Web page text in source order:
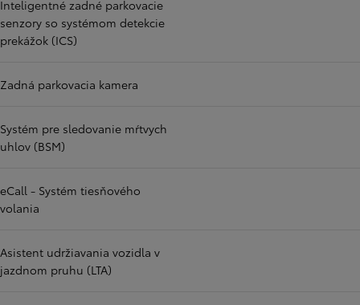
Inteligentné zadné parkovacie
senzory so systémom detekcie
prekážok (ICS)
Zadná parkovacia kamera
Systém pre sledovanie mŕtvych
uhlov (BSM)
eCall - Systém tiesňového
volania
Asistent udržiavania vozidla v
jazdnom pruhu (LTA)